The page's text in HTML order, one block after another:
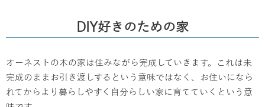
DIY好きのための家
オーネストの木の家は住みながら完成していきます。これは未
完成のままお引き渡しするという意味ではなく、お住いになら
れてからより暮らしやすく自分らしい家に育てていくという意